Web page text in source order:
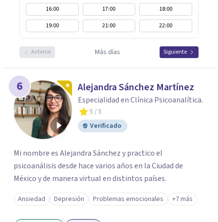
16:00 17:00
18:00
19:00
21:00 22:00
Anterior Más días Siguiente
6 Alejandra Sánchez Martínez
Especialidad en Clínica Psicoanalítica.
5 / 5
Verificado
Mi nombre es Alejandra Sánchez y practico el
psicoanálisis desde hace varios años en la Ciudad de
México y de manera virtual en distintos países.
Ansiedad Depresión Problemas emocionales +7 más